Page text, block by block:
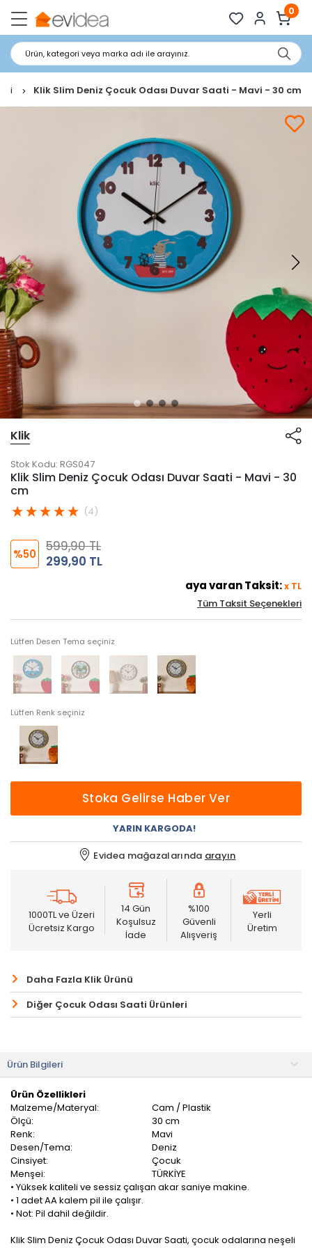
0
Ürün, kategori veya marka adı ile arayınız.
Klik Slim Deniz Çocuk Odası Duvar Saati - Mavi - 30 cm
Klik
Stok Kodu: RGS047
Klik Slim Deniz Çocuk Odası Duvar Saati - Mavi - 30
cm
(4)
%50
599,90 TL
299,90 TL
aya varan Taksit:x TL
Tüm Taksit Seçenekleri
Lütfen Desen Tema seçiniz
Lütfen Renk seçiniz
Stoka Gelirse Haber Ver
YARIN KARGODA!
Evidea mağazalarında arayın
1000TL ve Üzeri
Ücretsiz Kargo
14 Gün
Koşulsuz
İade
%100
Güvenli
Alışveriş
Yerli
Üretim
Daha Fazla Klik Ürünü
Diğer Çocuk Odası Saati Ürünleri
Ürün Bilgileri
Ürün Özellikleri
Malzeme/Materyal:
Cam / Plastik
Ölçü:
30 cm
Renk:
Mavi
Desen/Tema:
Deniz
Cinsiyet:
Çocuk
Menşei:
TÜRKİYE
• Yüksek kaliteli ve sessiz çalışan akar saniye makine.
• 1 adet AA kalem pil ile çalışır.
• Not: Pil dahil değildir.
Klik Slim Deniz Çocuk Odası Duvar Saati, çocuk odalarına neşeli